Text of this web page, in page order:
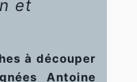
et
à découper
Antoine